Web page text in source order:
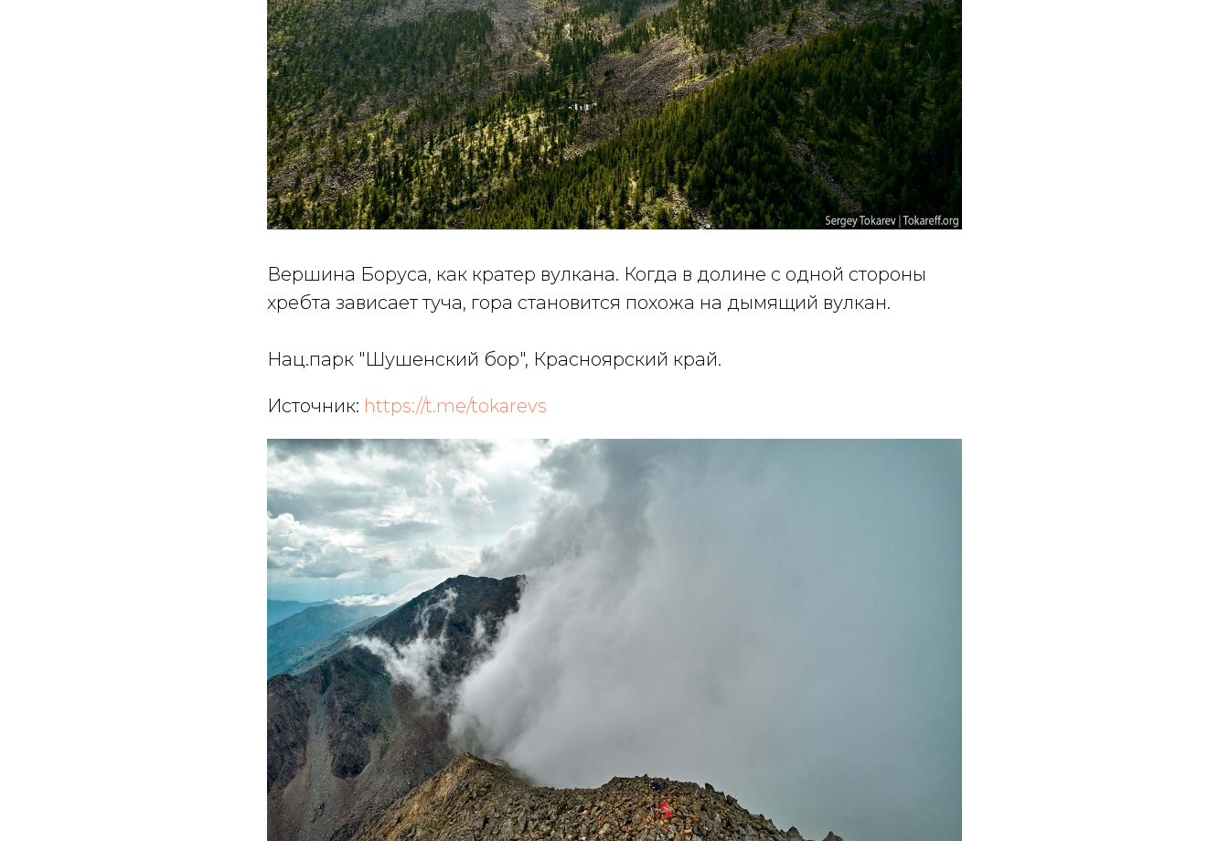
Вершина Боруса, как кратер вулкана. Когда в долине с одной стороны
хребта зависает туча, гора становится похожа на дымящий вулкан.
Нац.парк "Шушенский бор", Красноярский край.
Источник: https://t.me/tokarevs